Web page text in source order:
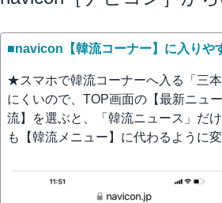
■navicon【韓流コーナー】に入りや
★スマホで韓流コーナーへ入る「三
にくいので、TOP画面の【最新ニュ
流】を選ぶと、「韓流ニュース」だ
も【韓流メニュー】に代わるように変